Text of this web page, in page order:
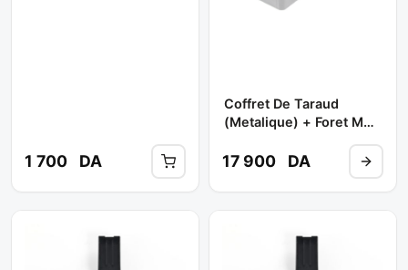
1 700 DA
Coffret De Taraud
(metalique) + Foret M3
VOLKEL
17 900 DA